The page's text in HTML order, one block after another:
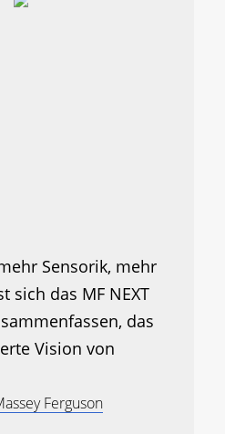
Sensorik, mehr
sich das MF NEXT
das
Vision von
Ferguson